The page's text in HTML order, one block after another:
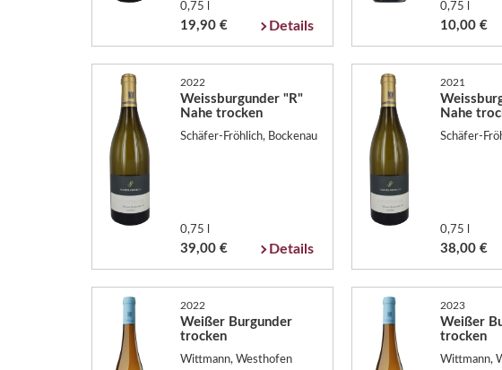
0,75 l
19,90 € Details
0,75 l
10,00 €
2022
Weissburgunder "R"
Nahe trocken
Schäfer-Fröhlich, Bockenau
0,75 l
39,00 € Details
2021
Nahe
Schäfer-
0,75 l
38,00 €
2022
Weißer Burgunder
trocken
Wittmann, Westhofen
2023
Weißer
trocken
Wittmann,